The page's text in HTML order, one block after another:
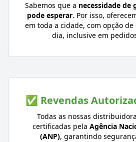
Sabemos que a necessidade de
pode esperar. Por isso,
em toda a cidade, com opção
dia, inclusive em
✅ Revendas
Todas as nossas
certificadas pela Agência
(ANP), garantindo